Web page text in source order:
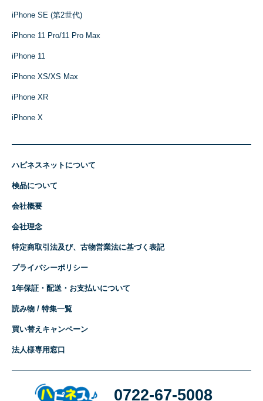
iPhone SE (第2世代)
iPhone 11 Pro/11 Pro Max
iPhone 11
iPhone XS/XS Max
iPhone XR
iPhone X
ハピネスネットについて
検品について
会社概要
会社理念
特定商取引法及び、古物営業法に基づく表記
プライバシーポリシー
1年保証・配送・お支払いについて
読み物 / 特集一覧
買い替えキャンペーン
法人様専用窓口
0722-67-5008